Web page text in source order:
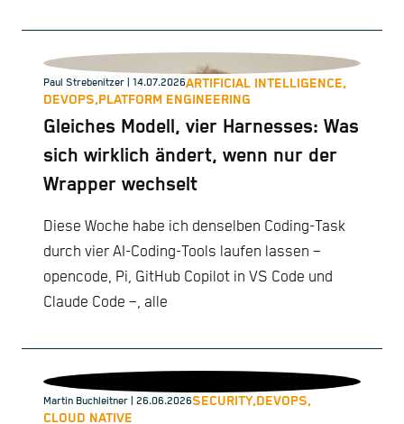
Paul Strebenitzer | 14.07.2026ARTIFICIAL INTELLIGENCE,
DEVOPS,PLATFORM ENGINEERING
Gleiches Modell, vier Harnesses: Was
sich wirklich ändert, wenn nur der
Wrapper wechselt
Diese Woche habe ich denselben Coding-Task
durch vier AI-Coding-Tools laufen lassen –
opencode, Pi, GitHub Copilot in VS Code und
Claude Code –, alle
Martin Buchleitner | 26.06.2026SECURITY,DEVOPS,
CLOUD NATIVE